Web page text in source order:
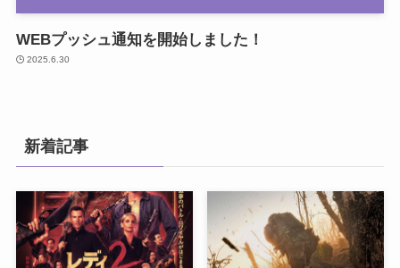
WEBプッシュ通知を開始しました！
2025.6.30
新着記事